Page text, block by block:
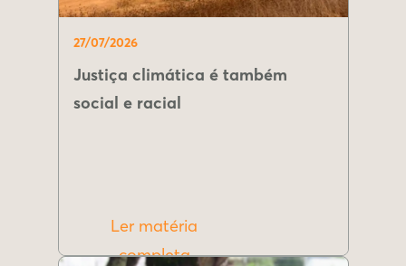
27/07/2026
Justiça climática é também
social e racial
Ler matéria
completa